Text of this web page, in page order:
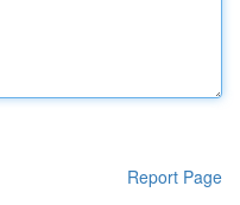
Report Page